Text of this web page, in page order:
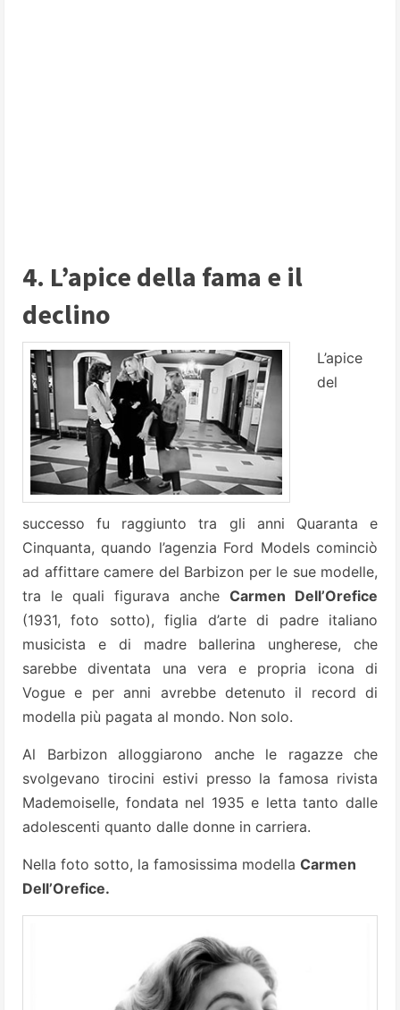
4. L’apice della fama e il
declino
L’apice
del
successo fu raggiunto tra gli anni Quaranta e
Cinquanta, quando l’agenzia Ford Models cominciò
ad affittare camere del Barbizon per le sue modelle,
tra le quali figurava anche Carmen Dell’Orefice
(1931, foto sotto), figlia d’arte di padre italiano
musicista e di madre ballerina ungherese, che
sarebbe diventata una vera e propria icona di
Vogue e per anni avrebbe detenuto il record di
modella più pagata al mondo. Non solo.
Al Barbizon alloggiarono anche le ragazze che
svolgevano tirocini estivi presso la famosa rivista
Mademoiselle, fondata nel 1935 e letta tanto dalle
adolescenti quanto dalle donne in carriera.
Nella foto sotto, la famosissima modella Carmen
Dell’Orefice.